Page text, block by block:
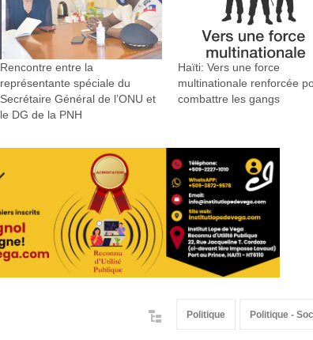
Rencontre entre la
représentante spéciale du
Secrétaire Général de l’ONU et
le DG de la PNH
Haïti: Vers une force
multinationale renforcée
combattre les gangs
Politique Politique -